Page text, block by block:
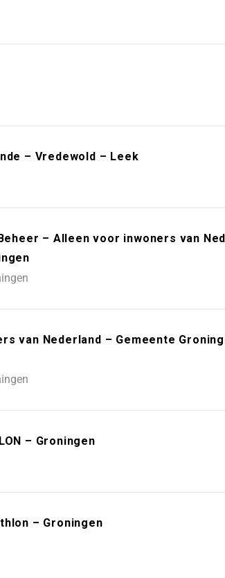
– Vredewold – Leek
– Alleen voor inwoners van
van Nederland – Gemeente
– Groningen
– Groningen